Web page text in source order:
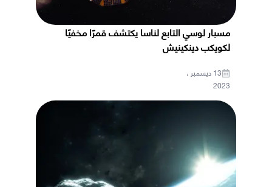
مسبار لوسي التابع لناسا يكتشف قمرًا مخفيًا
لكويكب دينكينيش
13 ديسمبر ،
2023